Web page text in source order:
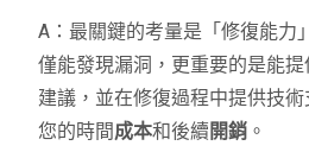
A：最關鍵的考量是「修復能力
僅能發現漏洞，更重要的是能
建議，並在修復過程中提供技
您的時間成本和後續 開銷 。